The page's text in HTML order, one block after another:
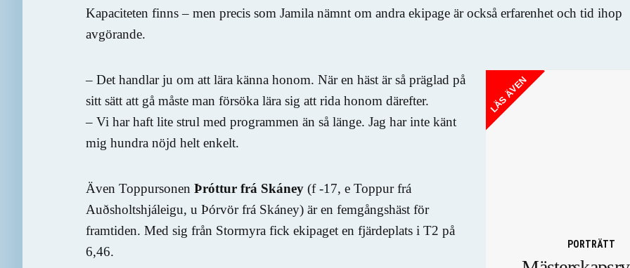
Kapaciteten finns – men precis som Jamila nämnt om andra ekipage är också erfarenhet och tid ihop
avgörande.
LÄS ÄVEN
PORTRÄTT
– Det handlar ju om att lära känna honom. När en häst är så präglad på
sitt sätt att gå måste man försöka lära sig att rida honom därefter.
– Vi har haft lite strul med programmen än så länge. Jag har inte känt
mig hundra nöjd helt enkelt.
Även Toppursonen Þróttur frá Skáney (f -17, e Toppur frá
Auðsholtshjáleigu, u Þórvör frá Skáney) är en femgångshäst för
framtiden. Med sig från Stormyra fick ekipaget en fjärdeplats i T2 på
6,46.